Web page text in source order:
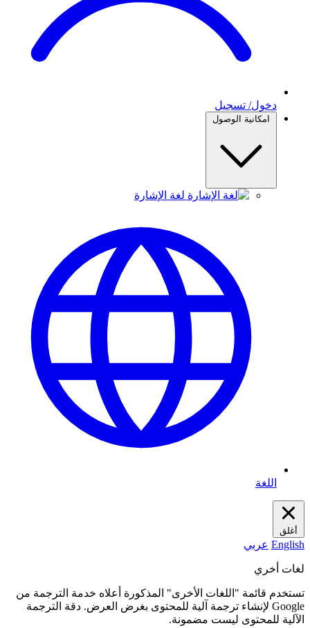
دخول/ تسجيل
امكانية الوصول
لغة الإشارة
اللغة
أغلق
English عربي
لغات أخري
تستخدم قائمة "اللغات الأخرى" المذكورة أعلاه خدمة الترجمة من
Google لإنشاء ترجمة آلية للمحتوى بغرض العرض. دقة الترجمة
الآلية للمحتوى ليست مضمونة.